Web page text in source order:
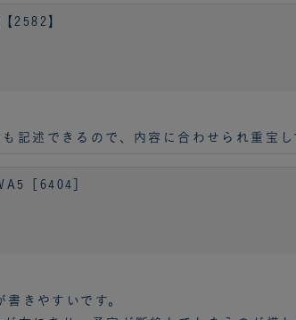
2582】
記述できるので、内容に合わせられ重宝し
［6404］
きやすいです。